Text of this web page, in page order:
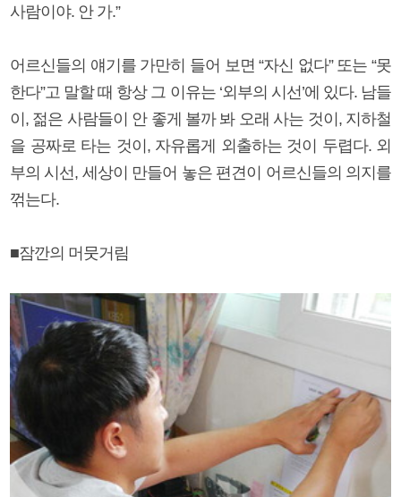
사람이야. 안 가.”
어르신들의 얘기를 가만히 들어 보면 “자신 없다” 또는 “못
한다”고 말할 때 항상 그 이유는 ‘외부의 시선’에 있다. 남들
이, 젊은 사람들이 안 좋게 볼까 봐 오래 사는 것이, 지하철
을 공짜로 타는 것이, 자유롭게 외출하는 것이 두렵다. 외
부의 시선, 세상이 만들어 놓은 편견이 어르신들의 의지를
꺾는다.
■잠깐의 머뭇거림